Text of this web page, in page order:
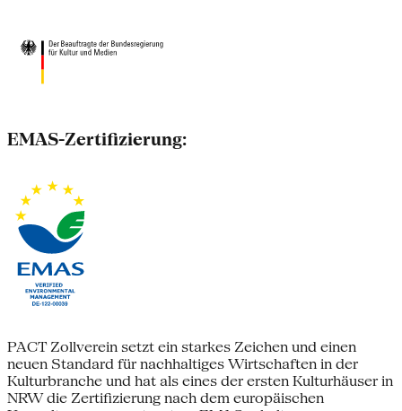
EMAS-Zertifizierung:
PACT Zollverein setzt ein starkes Zeichen und einen
neuen Standard für nachhaltiges Wirtschaften in der
Kulturbranche und hat als eines der ersten Kulturhäuser in
NRW die Zertifizierung nach dem europäischen